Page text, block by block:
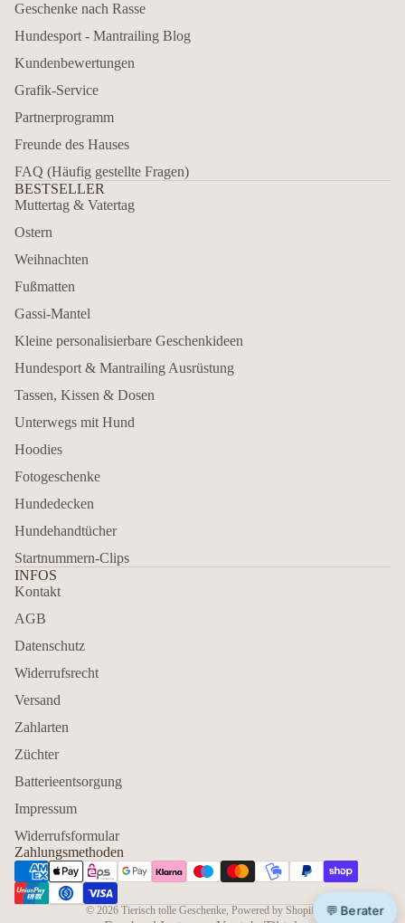
Geschenke nach Rasse
Hundesport - Mantrailing Blog
Kundenbewertungen
Grafik-Service
Partnerprogramm
Freunde des Hauses
FAQ (Häufig gestellte Fragen)
BESTSELLER
Muttertag & Vatertag
Ostern
Weihnachten
Fußmatten
Gassi-Mantel
Kleine personalisierbare Geschenkideen
Hundesport & Mantrailing Ausrüstung
Tassen, Kissen & Dosen
Unterwegs mit Hund
Hoodies
Fotogeschenke
Hundedecken
Hundehandtücher
Startnummern-Clips
INFOS
Kontakt
AGB
Datenschutz
Widerrufsrecht
Versand
Zahlarten
Züchter
Batterieentsorgung
Impressum
Widerrufsformular
Zahlungsmethoden
© 2026 Tierisch tolle Geschenke, Powered by Shopify 💬 Berater